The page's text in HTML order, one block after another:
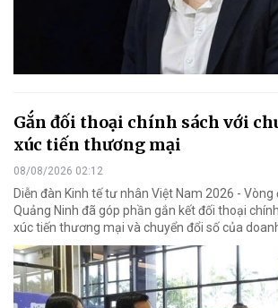
Gắn đối thoại chính sách với
xúc tiến thương mại
08/08/2026 02:12
Diễn đàn Kinh tế tư nhân Việt Nam 2026 -
Quảng Ninh đã góp phần gắn kết đối thoại
xúc tiến thương mại và chuyển đổi số của